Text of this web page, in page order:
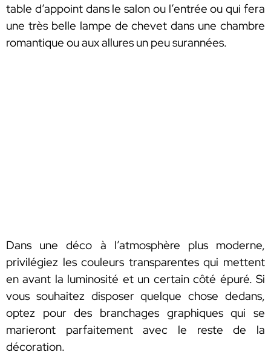
table d’appoint dans le salon ou l’entrée ou qui fera
une très belle lampe de chevet dans une chambre
romantique ou aux allures un peu surannées.
Dans une déco à l’atmosphère plus moderne,
privilégiez les couleurs transparentes qui mettent
en avant la luminosité et un certain côté épuré. Si
vous souhaitez disposer quelque chose dedans,
optez pour des branchages graphiques qui se
marieront parfaitement avec le reste de la
décoration.